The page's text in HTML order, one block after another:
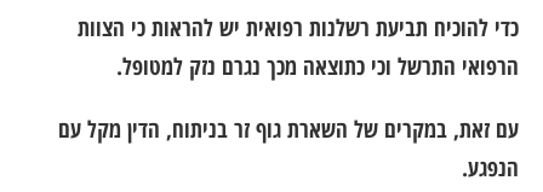
כדי להוכיח תביעת רשלנות רפואית יש להראות כי הצוות
הרפואי התרשל וכי כתוצאה מכך נגרם נזק למטופל.
עם זאת, במקרים של השארת גוף זר בניתוח, הדין מקל עם
הנפגע.